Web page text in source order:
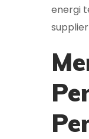
energi